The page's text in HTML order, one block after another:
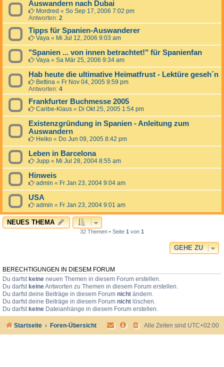
Auswandern nach Dubai
Mordred « So Sep 17, 2006 7:02 pm
Antworten: 2
Tipps für Spanien-Auswanderer
Vaya « Mi Jul 12, 2006 9:03 am
"Spanien ... von innen betrachtet!" für Spanienfan
Vaya « Sa Mär 25, 2006 9:34 am
Hab heute die ultimative Heimatfrust - Lektüre geseh´n
Bettina « Fr Nov 04, 2005 9:59 pm
Antworten: 4
Frankfurter Buchmesse 2005
Caribe-Klaus « Di Okt 25, 2005 1:54 pm
Existenzgründung in Spanien - Anleitung zum
Auswandern
Heiko « Do Jun 09, 2005 8:42 pm
Leben in Barcelona
Jupp « Mi Jul 28, 2004 8:55 am
Hinweis
admin « Fr Jan 23, 2004 9:04 am
USA
admin « Fr Jan 23, 2004 9:01 am
NEUES THEMA
32 Themen • Seite 1 von 1
GEHE ZU
BERECHTIGUNGEN IN DIESEM FORUM
Du darfst keine neuen Themen in diesem Forum erstellen.
Du darfst keineAntworten zu Themen in diesem Forum erstellen.
Du darfst deine Beiträge in diesem Forum nicht ändern.
Du darfst deine Beiträge in diesem Forum nicht löschen.
Du darfst keine Dateianhänge in diesem Forum erstellen.
Startseite Foren-Übersicht Alle Zeiten sind UTC+02:00